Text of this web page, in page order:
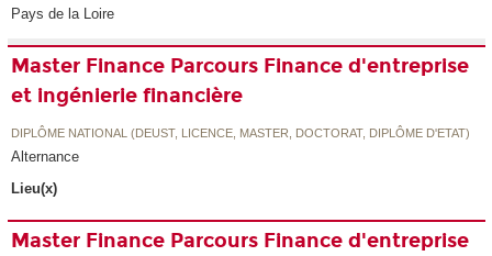
Pays de la Loire
Master Finance Parcours Finance d'entreprise
et ingénierie financière
DIPLÔME NATIONAL (DEUST, LICENCE, MASTER, DOCTORAT, DIPLÔME D'ETAT)
Alternance
Lieu(x)
Master Finance Parcours Finance d'entreprise